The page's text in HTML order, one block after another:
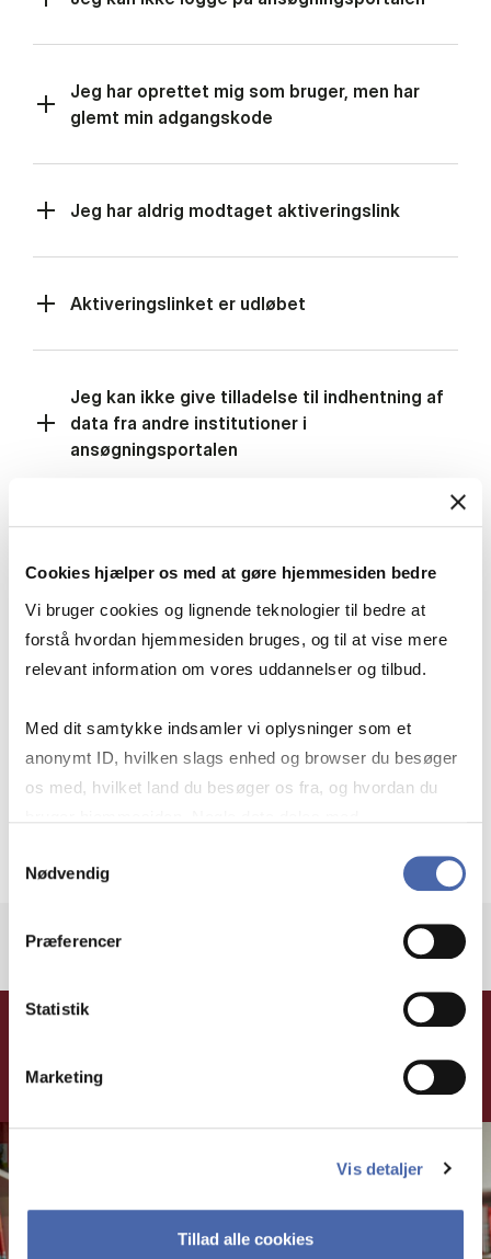
Cookies hjælper os med at gøre hjemmesiden bedre
Vi bruger cookies og lignende teknologier til bedre at
forstå hvordan hjemmesiden bruges, og til at vise mere
relevant information om vores uddannelser og tilbud.
Med dit samtykke indsamler vi oplysninger som et
anonymt ID, hvilken slags enhed og browser du besøger
os med, hvilket land du besøger os fra, og hvordan du
markedsføring. Du bestemmer selv - og kan altid trække
Nødvendig
Præferencer
Statistik
Marketing
Vis detaljer
Tillad alle cookies
Jeg har oprettet mig som bruger, men har
glemt min adgangskode
Jeg har aldrig modtaget aktiveringslink
Aktiveringslinket er udløbet
Jeg kan ikke give tilladelse til indhentning af
data fra andre institutioner i
ansøgningsportalen
Hvornår får jeg svar på min tilmelding?
Har I modtaget min ansøgning?